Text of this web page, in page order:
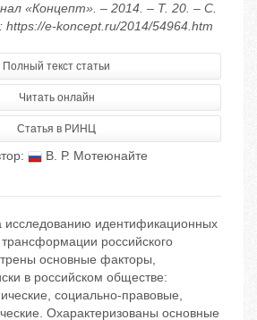
«Концепт». – 2014. – Т. 20. – С.
https://e-koncept.ru/2014/54964.htm
Полный текст статьи
Читать онлайн
Статья в РИНЦ
В. Р. Мотеюнайте
исследованию идентификационных
трансформации российского
основные факторы,
в российском обществе:
социально-правовые,
Охарактеризованы основные